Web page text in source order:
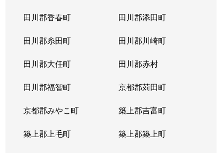
田川郡香春町 田川郡添田町
田川郡糸田町 田川郡川崎町
田川郡大任町 田川郡赤村
田川郡福智町 京都郡苅田町
京都郡みやこ町 築上郡吉富町
築上郡上毛町 築上郡築上町